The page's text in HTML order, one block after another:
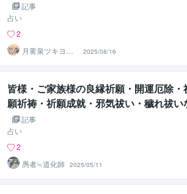
記事
占い
2
月黄泉ツキヨミ
《禁断速攻霊
視》
2025/08/16
皆様・ご家族様の良縁祈願・開運厄除・
願祈祷・祈願成就・邪気祓い・穢れ祓い
どにご利用ください。祝詞・言霊の悪用は
決してしないで下さい。お願いします
記事
占い
2
愚者≒道化師 2025/05/11